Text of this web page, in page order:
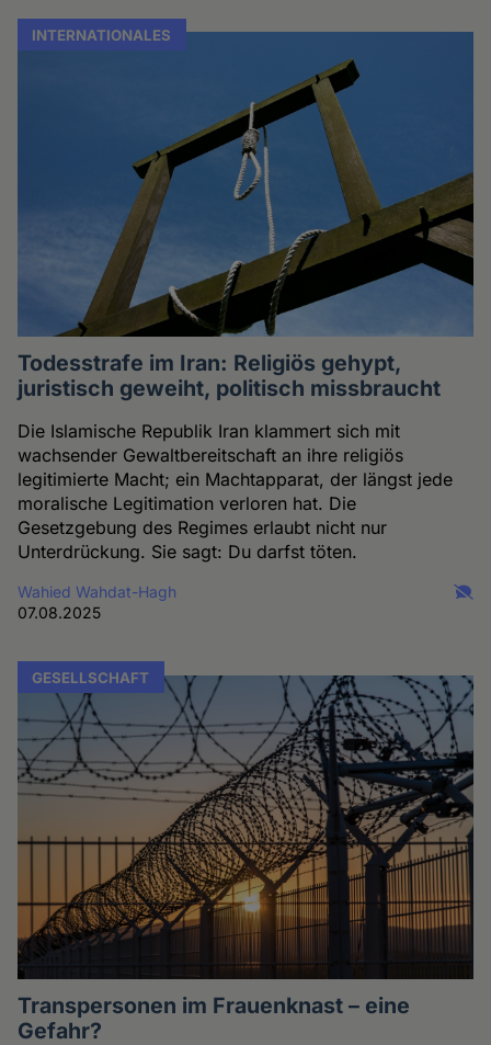
INTERNATIONALES
Todesstrafe im Iran: Religiös gehypt,
juristisch geweiht, politisch missbraucht
Die Islamische Republik Iran klammert sich mit
wachsender Gewaltbereitschaft an ihre religiös
legitimierte Macht; ein Machtapparat, der längst jede
moralische Legitimation verloren hat. Die
Gesetzgebung des Regimes erlaubt nicht nur
Unterdrückung. Sie sagt: Du darfst töten.
Wahied Wahdat-Hagh
07.08.2025
GESELLSCHAFT
Transpersonen im Frauenknast – eine
Gefahr?